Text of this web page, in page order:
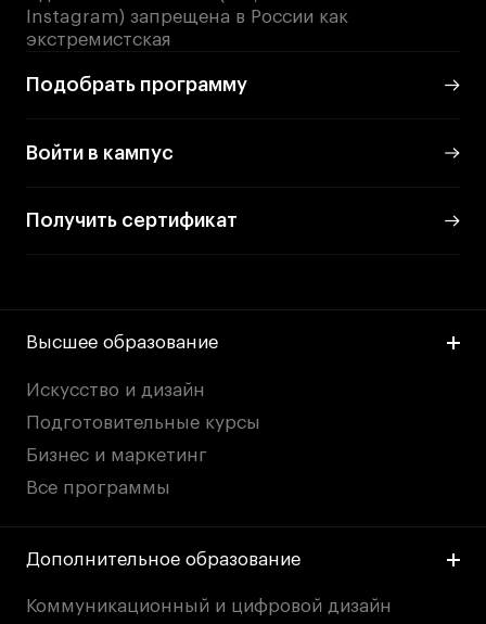
Instagram) запрещена в России как
экстремистская
Подобрать программу
Войти в кампус
Получить сертификат
Высшее образование
Искусство и дизайн
Подготовительные курсы
Бизнес и маркетинг
Все программы
Дополнительное образование
Коммуникационный и цифровой дизайн